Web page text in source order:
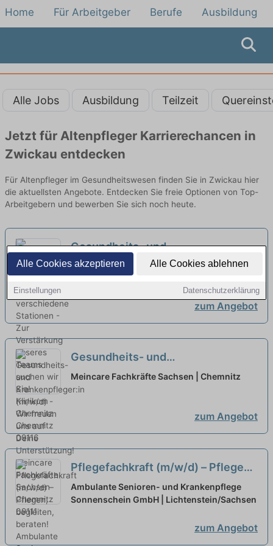
Alle Cookies akzeptieren Alle Cookies ablehnen
Einstellungen Datenschutzerklärung
Home Für Arbeitgeber Berufe Ausbildung
Alle Jobs Ausbildung Teilzeit
Jetzt für Altenpfleger Karrierechancen in
Zwickau entdecken
Für Altenpfleger im Gesundheitswesen finden Sie in Zwickau hier
die aktuellsten Angebote. Entdecken Sie freie Optionen von Top-
Arbeitgebern und bewerben Sie sich noch heute.
Gesundheits- und
Krankenpfleger:in (m/w/d) für
verschiedene Stationen - Zur
Verstärkung unseres Teams
Klinikum Chemnitz | Chemnitz
zum Angebot
Gesundheits- und
Krankenpfleger:in (m/w/d) - Wir
freuen uns auf Deine
Meincare Fachkräfte Sachsen | Chemnitz
zum Angebot
Pflegefachkraft (m/w/d) – Pflegen,
begleiten, beraten! neu
Ambulante Senioren- und Krankenpflege
Sonnenschein GmbH | Lichtenstein/Sachsen
zum Angebot